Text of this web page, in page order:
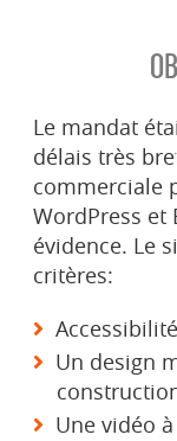
Le mandat
délais très
commerciale
WordPress et
évidence. Le
critères:
Accessibilité
Un design
Une vidéo